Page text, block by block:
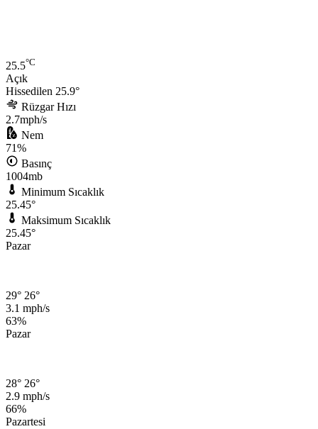
25.5°C
Açık
Hissedilen 25.9°
Rüzgar Hızı
2.7mph/s
Nem
71%
Basınç
1004mb
Minimum Sıcaklık
25.45°
Maksimum Sıcaklık
25.45°
Pazar
29° 26°
3.1 mph/s
63%
Pazar
28° 26°
2.9 mph/s
66%
Pazartesi